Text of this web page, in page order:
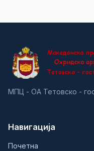
МПЦ - ОА Тетовско -
Навигација
Почетна